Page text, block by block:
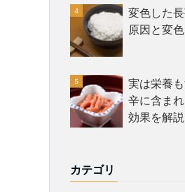
変色した
原因と変
実は栄養
辛に含ま
効果を解説
カテゴリ